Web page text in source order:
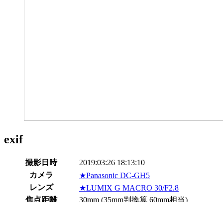
exif
撮影日時
2019:03:26 18:13:10
カメラ
★Panasonic DC-GH5
レンズ
★LUMIX G MACRO 30/F2.8
焦点距離
30mm (35mm判換算 60mm相当)